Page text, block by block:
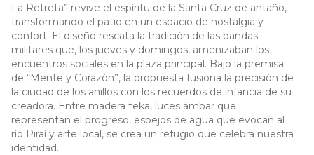
La Retreta” revive el espíritu de la Santa Cruz de antaño,
transformando el patio en un espacio de nostalgia y
confort. El diseño rescata la tradición de las bandas
militares que, los jueves y domingos, amenizaban los
encuentros sociales en la plaza principal. Bajo la premisa
de “Mente y Corazón”, la propuesta fusiona la precisión de
la ciudad de los anillos con los recuerdos de infancia de su
creadora. Entre madera teka, luces ámbar que
representan el progreso, espejos de agua que evocan al
río Piraí y arte local, se crea un refugio que celebra nuestra
identidad.